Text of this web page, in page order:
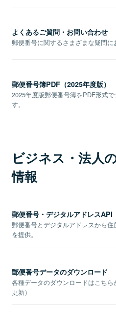
よくあるご質問・お問い合わせ
郵便番号に関するさまざまな疑問に
郵便番号簿PDF（2025年度版）
2025年度版郵便番号簿をPDF形式
す。
ビジネス・法人
情報
郵便番号・デジタルアドレスAPI
郵便番号とデジタルアドレスから
を提供。
郵便番号データのダウンロード
各種データのダウンロードはこちら
更新）